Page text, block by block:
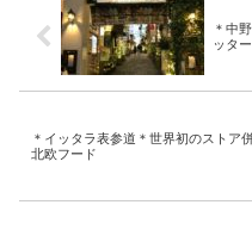
＊中
ッタ
＊イッタラ表参道＊世界初のストア
北欧フード